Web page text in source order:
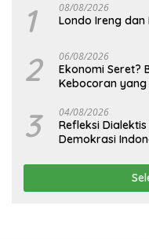
1 08/08/2026
Londo Ireng dan
2 06/08/2026
Ekonomi Seret?
Kebocoran yang
3 04/08/2026
Refleksi
Demokrasi